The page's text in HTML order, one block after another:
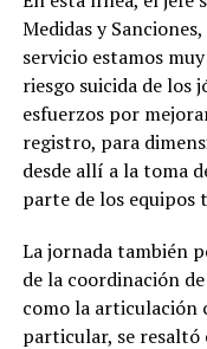
Medidas y Sanciones,
servicio estamos
riesgo suicida de los
esfuerzos por
registro, para
desde allí a la toma
parte de los equipos
La jornada también
de la coordinación
como la articulación
particular, se resaltó